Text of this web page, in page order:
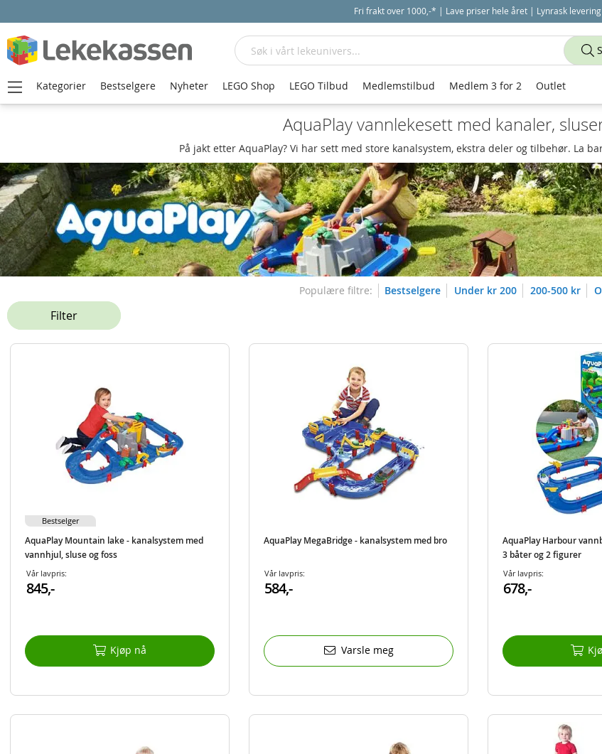
Fri frakt over 1000,-* | Lave priser hele året | Lynrask levering
AquaPlay vannlekesett med kanaler,
På jakt etter AquaPlay? Vi har sett med store kanalsystem, ekstra deler og tilbehør. La
Populære filtre: Bestselgere Under kr 200 200-500 kr
Filter
AquaPlay Mountain lake - kanalsystem med
vannhjul, sluse og foss
Vår lavpris:
845,-
Kjøp nå
Bestselger
AquaPlay MegaBridge - kanalsystem med bro
Vår lavpris:
584,-
Varsle meg
AquaPlay Harbour
3 båter og 2 figurer
Vår lavpris:
678,-
Søk
Kategorier Bestselgere Nyheter LEGO Shop LEGO Tilbud Medlemstilbud Medlem 3 for 2 Outlet